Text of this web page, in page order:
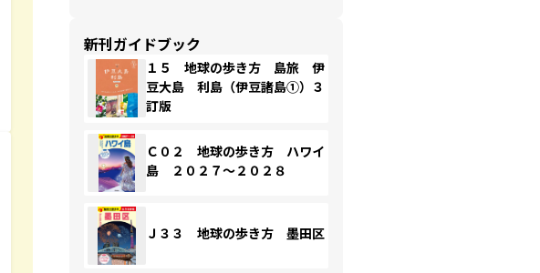
新刊ガイドブック
１５ 地球の歩き方 島旅 伊
豆大島 利島（伊豆諸島①）３
訂版
Ｃ０２ 地球の歩き方 ハワイ
島 ２０２７～２０２８
Ｊ３３ 地球の歩き方 墨田区